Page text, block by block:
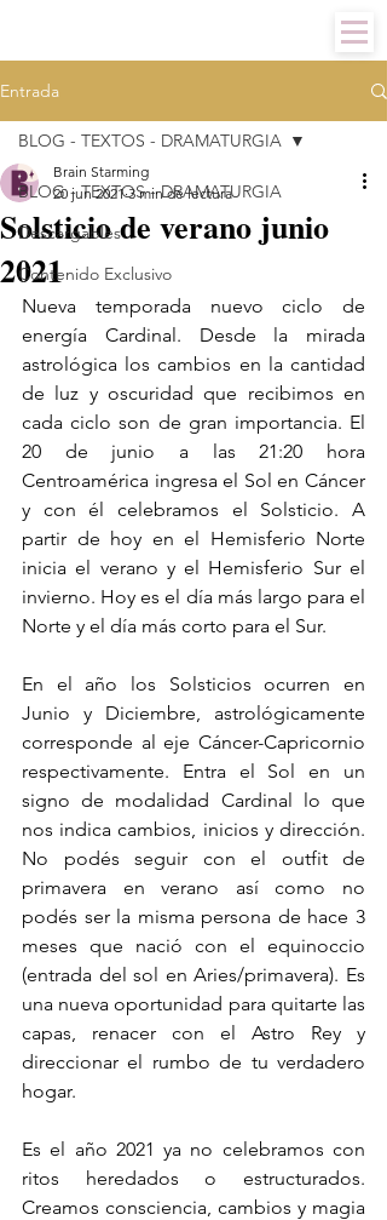
Entrada
BLOG - TEXTOS - DRAMATURGIA
Descargables
Contenido Exclusivo
BLOG - TEXTOS - DRAMATURGIA
Solsticio de verano junio
2021
Brain Starming
20 jun 2021 3 min de lectura
Nueva temporada nuevo ciclo de
energía Cardinal. Desde la mirada
astrológica los cambios en la cantidad
de luz y oscuridad que recibimos en
cada ciclo son de gran importancia. El
20 de junio a las 21:20 hora
Centroamérica ingresa el Sol en Cáncer
y con él celebramos el Solsticio. A
partir de hoy en el Hemisferio Norte
inicia el verano y el Hemisferio Sur el
invierno. Hoy es el día más largo para el
Norte y el día más corto para el Sur.
En el año los Solsticios ocurren en
Junio y Diciembre, astrológicamente
corresponde al eje Cáncer-Capricornio
respectivamente. Entra el Sol en un
signo de modalidad Cardinal lo que
nos indica cambios, inicios y dirección.
No podés seguir con el outfit de
primavera en verano así como no
podés ser la misma persona de hace 3
meses que nació con el equinoccio
(entrada del sol en Aries/primavera). Es
una nueva oportunidad para quitarte las
capas, renacer con el Astro Rey y
direccionar el rumbo de tu verdadero
hogar.
Es el año 2021 ya no celebramos con
ritos heredados o estructurados.
Creamos consciencia, cambios y magia